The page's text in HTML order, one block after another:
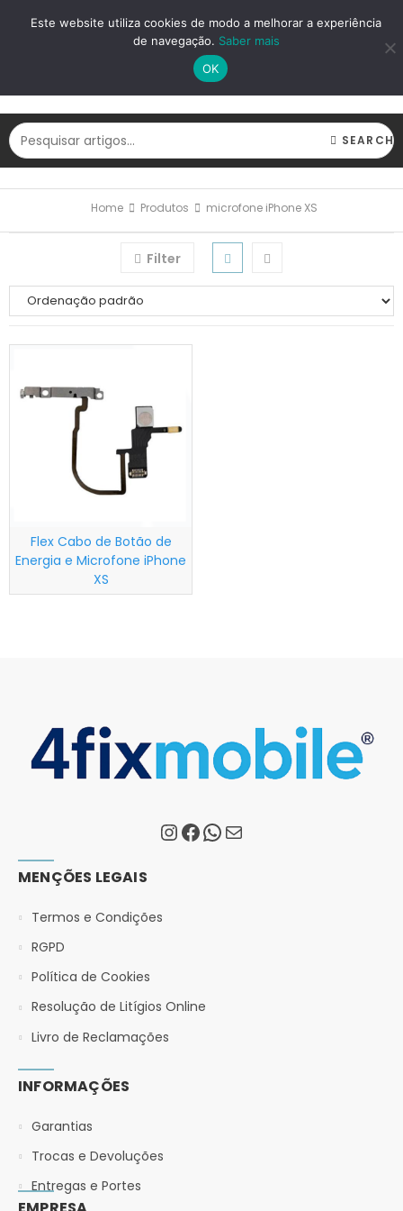
LOGIN REGISTAR
SEARCH
Home Produtos microfone iPhone XS
Filter
Flex Cabo de Botão de
Energia e Microfone iPhone
XS
MENÇÕES LEGAIS
Termos e Condições
RGPD
Política de Cookies
Resolução de Litígios Online
Livro de Reclamações
INFORMAÇÕES
Garantias
Trocas e Devoluções
Entregas e Portes
Este website utiliza cookies de modo a melhorar a experiência
de navegação. Saber mais
OK